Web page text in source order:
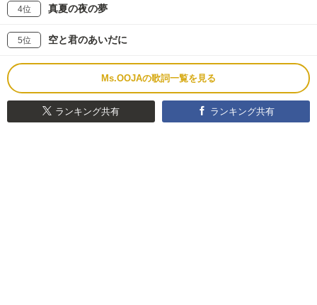
4位 真夏の夜の夢
5位 空と君のあいだに
Ms.OOJAの歌詞一覧を見る
ランキング共有 ランキング共有